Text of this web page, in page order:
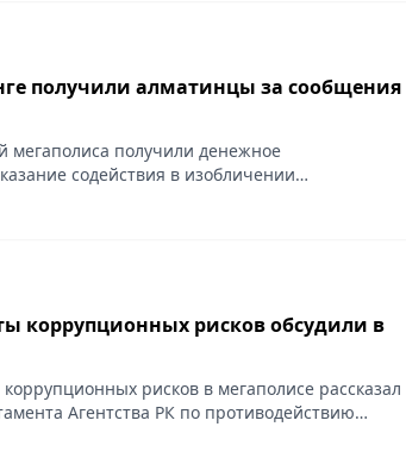
получили алматинцы за сообщения
мегаполиса получили денежное
содействия в изобличении
стало известно в ходе выступления
Агентства...
коррупционных рисков обсудили в
рисков в мегаполисе рассказал
Агентства РК по противодействию
Арман Рахимов в ходе брифинга РСК.